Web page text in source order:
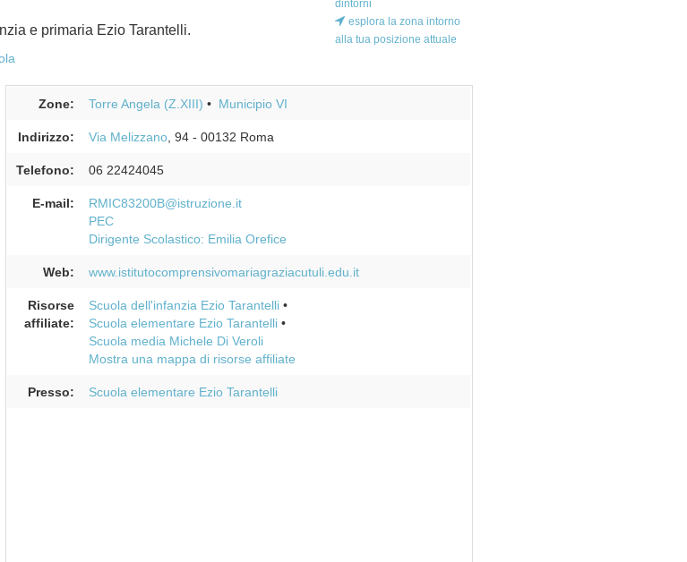
e primaria Ezio Tarantelli.
dintorni
esplora la zona intorno
alla tua posizione attuale
Zone: Torre Angela (Z.XIII) Municipio VI
Indirizzo: Via Melizzano, 94- 00132 Roma
Telefono: 06 22424045
E-mail:
RMIC83200B@istruzione.it
PEC
Dirigente Scolastico: Emilia Orefice
Web: www.istitutocomprensivomariagraziacutuli.edu.it
Risorse
affiliate:
Scuola dell'infanzia Ezio Tarantelli
Scuola elementare Ezio Tarantelli
Scuola media Michele Di Veroli
Mostra una mappa di risorse affiliate
Presso: Scuola elementare Ezio Tarantelli